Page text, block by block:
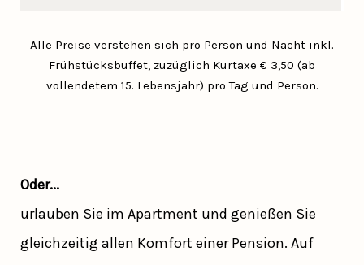
Alle Preise verstehen sich pro Person und Nacht inkl.
Frühstücksbuffet, zuzüglich Kurtaxe € 3,50 (ab
vollendetem 15. Lebensjahr) pro Tag und Person.
Oder...
urlauben Sie im Apartment und genießen Sie
gleichzeitig allen Komfort einer Pension. Auf